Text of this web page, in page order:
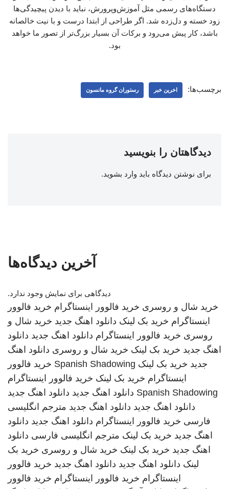
برچسب‌ها: اخرین خبر رستوران گروه مانسون
دیدگاهتان را بنویسید
برای نوشتن دیدگاه باید وارد بشوید.
آخرین دیدگاه‌ها
دیدگاهی برای نمایش وجود ندارد.
خرید شال و روسری خرید فالوور اینستاگرام خرید فالوور
اینستاگرام خرید بک لینک دانلود اهنگ جدید خرید شال و
روسری خرید فالوور اینستاگرام دانلود اهنگ جدید دانلود
اهنگ جدید خرید بک لینک خرید شال و روسری دانلود اهنگ
جدید خرید بک لینک Spanish Shadowing خرید فالوور
اینستاگرام خرید بک لینک خرید فالوور اینستاگرام
Spanish Shadowing دانلود اهنگ جدید دانلود اهنگ جدید
دانلود اهنگ جدید دانلود اهنگ جدید مترجم انگلیسی
فارسی خرید فالوور اینستاگرام دانلود اهنگ جدید دانلود
اهنگ جدید خرید بک لینک مترجم انگلیسی فارسی دانلود
اهنگ جدید خرید بک لینک خرید شال و روسری خرید بک
لینک دانلود اهنگ جدید دانلود اهنگ جدید خرید فالوور
اینستاگرام خرید فالوور اینستاگرام خرید فالوور